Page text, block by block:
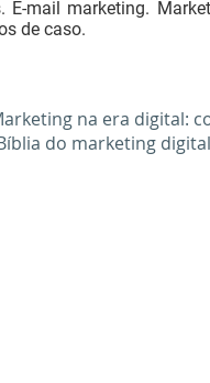
E-mail marketing.
de caso.
na era digital:
Bíblia do marketing